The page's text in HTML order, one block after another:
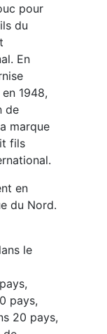
pour
du
En
1948,
de
marque
fils
en
du Nord.
le
pays,
20 pays,